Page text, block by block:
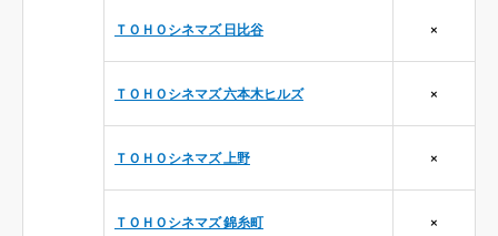
ＴＯＨＯシネマズ 日比谷 ×
ＴＯＨＯシネマズ 六本木ヒルズ ×
ＴＯＨＯシネマズ 上野 ×
ＴＯＨＯシネマズ 錦糸町 ×